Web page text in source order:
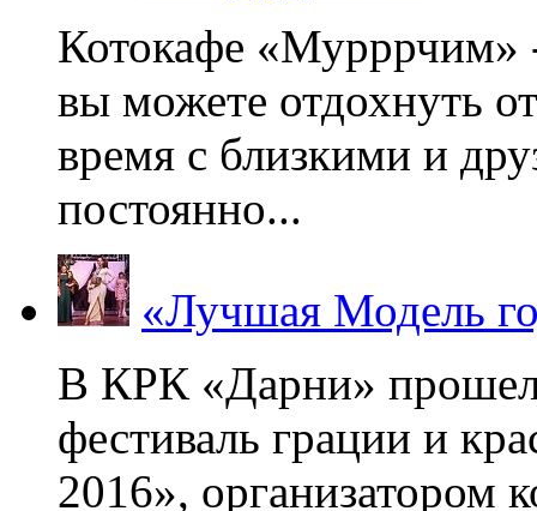
Котокафе «Мурррчим»
вы можете отдохнуть
время с близкими и
постоянно...
«Лучшая Модель
В КРК «Дарни»
фестиваль грации и
2016», организатором